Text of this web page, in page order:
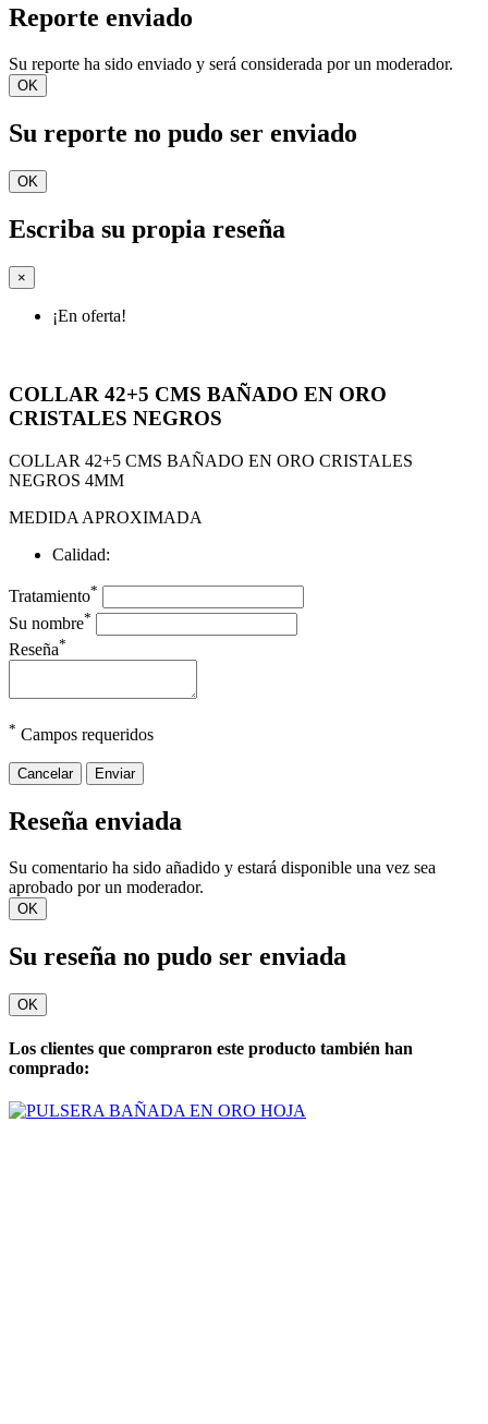
Reporte enviado
Su reporte ha sido enviado y será considerada por un moderador.
OK
Su reporte no pudo ser enviado
OK
Escriba su propia reseña
×
¡En oferta!
COLLAR 42+5 CMS BAÑADO EN ORO
CRISTALES NEGROS
COLLAR 42+5 CMS BAÑADO EN ORO CRISTALES
NEGROS 4MM
MEDIDA APROXIMADA
Calidad:
Tratamiento*
Su nombre*
Reseña*
* Campos requeridos
Cancelar Enviar
Reseña enviada
Su comentario ha sido añadido y estará disponible una vez sea
aprobado por un moderador.
OK
Su reseña no pudo ser enviada
OK
Los clientes que compraron este producto también han
comprado: